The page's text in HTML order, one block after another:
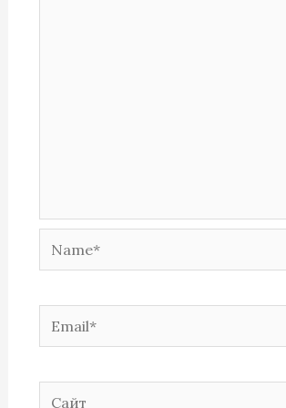
Name*
Email*
Сайт